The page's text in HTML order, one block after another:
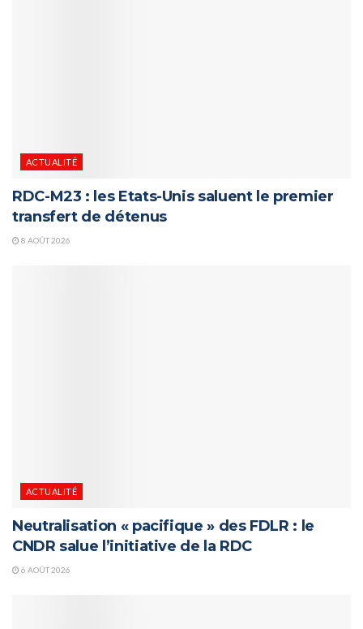
ACTUALITÉ
RDC-M23 : les Etats-Unis saluent le premier
transfert de détenus
8 AOÛT 2026
ACTUALITÉ
Neutralisation « pacifique » des FDLR : le
CNDR salue l’initiative de la RDC
6 AOÛT 2026